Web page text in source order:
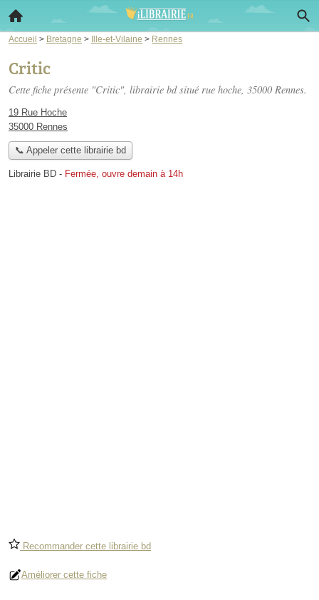
Accueil > Bretagne > Ille-et-Vilaine > Rennes
Critic
Cette fiche présente "Critic", librairie bd situé rue hoche, 35000 Rennes.
19 Rue Hoche
35000 Rennes
📞 Appeler cette librairie bd
Librairie BD - Fermée, ouvre demain à 14h
Recommander cette librairie bd
Améliorer cette fiche